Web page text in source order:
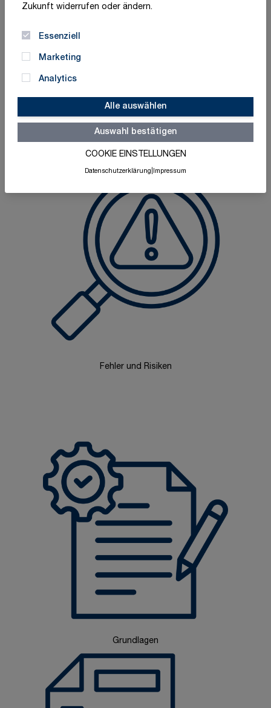
Zukunft widerrufen oder ändern.
Essenziell
Marketing
Analytics
Alle auswählen
Auswahl bestätigen
COOKIE EINSTELLUNGEN
Datenschutzerklärung Impressum
Checklisten
Fehler und Risiken
Grundlagen